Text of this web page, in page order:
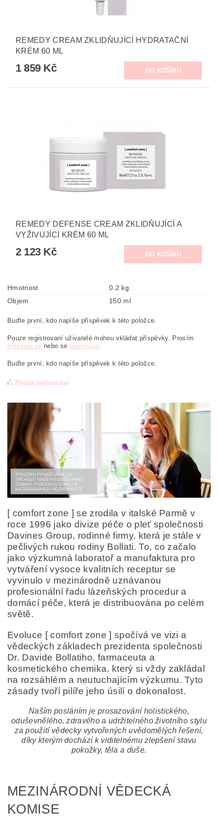
REMEDY CREAM ZKLIDŇUJÍCÍ HYDRATAČNÍ
KRÉM 60 ML
1 859 Kč
REMEDY DEFENSE CREAM ZKLIDŇUJÍCÍ A
VYŽIVUJÍCÍ KRÉM 60 ML
2 123 Kč
Hmotnost
0.2 kg
Objem
150 ml
Buďte první, kdo napíše příspěvek k této položce.
Pouze registrovaní uživatelé mohou vkládat příspěvky. Prosím
přihlaste senebo se registrujte.
Buďte první, kdo napíše příspěvek k této položce.
Přidat hodnocení
Odesláním formuláře/objednávky vyjadřujete souhlas
se zpracováním osobních údajů v souladu sdefinicí
ochrany osobních údajů.
[ comfort zone ] se zrodila v italské Parmě v
roce 1996 jako divize péče o pleť společnosti
Davines Group, rodinné firmy, která je stále v
pečlivých rukou rodiny Bollati. To, co začalo
jako výzkumná laboratoř a manufaktura pro
vytváření vysoce kvalitních receptur se
vyvinulo v mezinárodně uznávanou
profesionální řadu lázeňských procedur a
domácí péče, která je distribuována po celém
světě.
Evoluce [ comfort zone ] spočívá ve vizi a
vědeckých základech prezidenta společnosti
Dr. Davide Bollatiho, farmaceuta a
kosmetického chemika, který si vždy zakládal
na rozsáhlém a neutuchajícím výzkumu. Tyto
zásady tvoří pilíře jeho úsilí o dokonalost.
Naším posláním je prosazování holistického,
oduševnělého, zdravého a udržitelného životního stylu
za použití vědecky vytvořených uvědomělých řešení,
díky kterým dochází k viditelnému zlepšení stavu
pokožky, těla a duše.
MEZINÁRODNÍ VĚDECKÁ
KOMISE